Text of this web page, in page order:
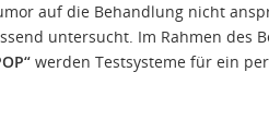
auf die Behandlung nicht
untersucht. Im Rahmen des
werden Testsysteme für ein